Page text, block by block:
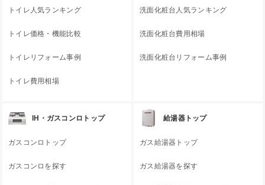
トイレ人気ランキング
トイレ価格・機能比較
トイレリフォーム事例
トイレ費用相場
洗面化粧台人気ランキング
洗面化粧台費用相場
洗面化粧台リフォーム事例
IH・ガスコンロトップ
ガスコンロトップ
ガスコンロを探す
給湯器トップ
ガス給湯器トップ
ガス給湯器を探す